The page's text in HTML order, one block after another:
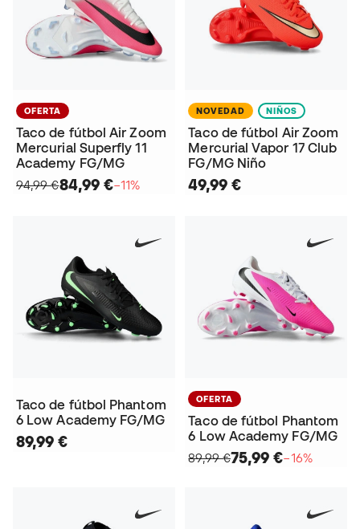
OFERTA
Taco de fútbol Air Zoom
Mercurial Superfly 11
Academy FG/MG
94,99 €84,99 €−11%
NOVEDAD NIÑOS
Taco de fútbol Air Zoom
Mercurial Vapor 17 Club
FG/MG Niño
49,99 €
Taco de fútbol Phantom
6 Low Academy FG/MG
89,99 €
OFERTA
Taco de fútbol Phantom
6 Low Academy FG/MG
89,99 €75,99 €−16%